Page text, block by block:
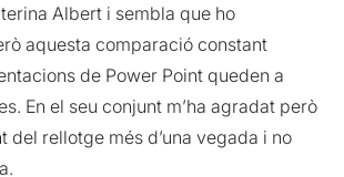
Albert i sembla que ho
aquesta comparació constant
de Power Point queden a
En el seu conjunt m’ha agradat però
del rellotge més d’una vegada i no